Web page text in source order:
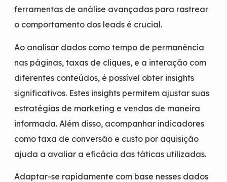
ferramentas de análise avançadas para rastrear
o comportamento dos leads é crucial.
Ao analisar dados como tempo de permanência
nas páginas, taxas de cliques, e a interação com
diferentes conteúdos, é possível obter insights
significativos. Estes insights permitem ajustar suas
estratégias de marketing e vendas de maneira
informada. Além disso, acompanhar indicadores
como taxa de conversão e custo por aquisição
ajuda a avaliar a eficácia das táticas utilizadas.
Adaptar-se rapidamente com base nesses dados